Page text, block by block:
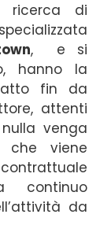
ricerca di
, e si
hanno la
fin da
attenti
venga
viene
continuo
da